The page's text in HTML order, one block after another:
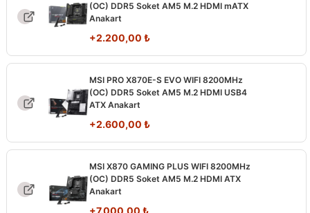
(OC) DDR5 Soket AM5 M.2 HDMI mATX
Anakart
+2.200,00 ₺
MSI PRO X870E-S EVO WIFI 8200MHz
(OC) DDR5 Soket AM5 M.2 HDMI USB4
ATX Anakart
+2.600,00 ₺
MSI X870 GAMING PLUS WIFI 8200MHz
(OC) DDR5 Soket AM5 M.2 HDMI ATX
Anakart